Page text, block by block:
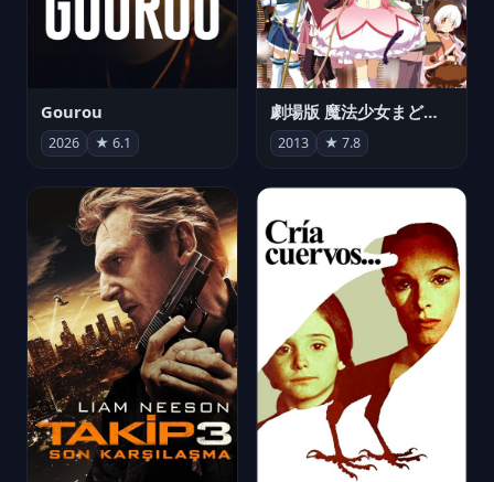
Gourou
2026 ★ 6.1
劇場版 魔法少女まどか☆マギカ[新編]叛逆の物語
2013 ★ 7.8